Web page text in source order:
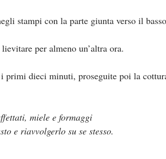
stampi con la parte giunta verso il
per almeno un’altra ora.
primi dieci minuti, proseguite poi la
miele e formaggi
e riavvolgerlo su se stesso.